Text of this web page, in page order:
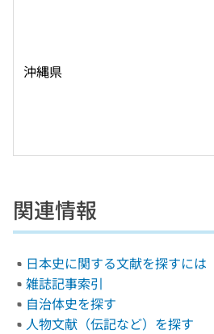
沖縄県
関連情報
日本史に関する文献を探すには
雑誌記事索引
自治体史を探す
人物文献（伝記など）を探す